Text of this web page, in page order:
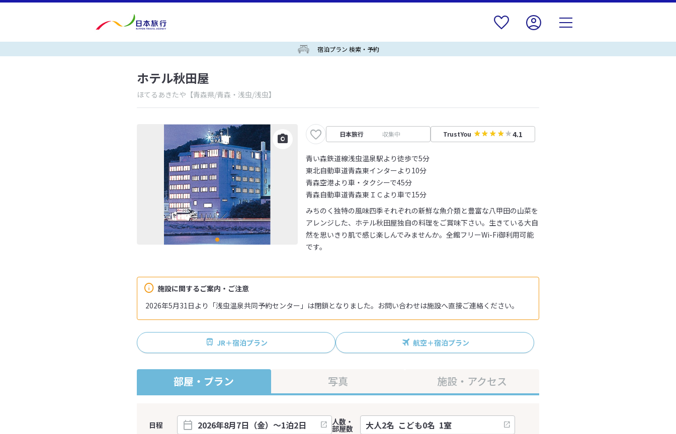
宿泊プラン 検索・予約
ホテル秋田屋
ほてるあきたや 【青森県/青森・浅虫/浅虫】
日本旅行 収集中 TrustYou 4.1
青い森鉄道線浅虫温泉駅より徒歩で5分
東北自動車道青森東インターより10分
青森空港より車・タクシーで45分
青森自動車道青森東ＩＣより車で15分
施設に関するご案内・ご注意
2026年5月31日より「浅虫温泉共同予約センター」は閉鎖となりました。お問い合わせは施設へ直接ご連絡ください。
みちのく独特の風味四季それぞれの新鮮な魚介類と豊富な八甲田の山菜を
アレンジした、ホテル秋田屋独自の料理をご賞味下さい。生きている大自
然を思いきり肌で感じ楽しんでみませんか。全館フリーWi-Fi御利用可能
です。
JR＋宿泊プラン 航空＋宿泊プラン
部屋・プラン 写真 施設・アクセス
日程
人数・
部屋数